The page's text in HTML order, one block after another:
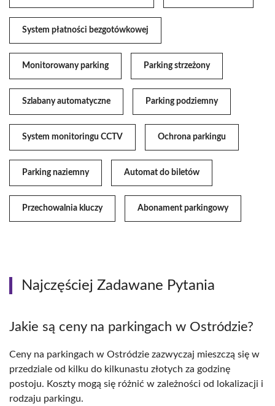
System płatności bezgotówkowej
Monitorowany parking Parking strzeżony
Szlabany automatyczne Parking podziemny
System monitoringu CCTV Ochrona parkingu
Parking naziemny Automat do biletów
Przechowalnia kluczy Abonament parkingowy
Najczęściej Zadawane Pytania
Jakie są ceny na parkingach w Ostródzie?
Ceny na parkingach w Ostródzie zazwyczaj mieszczą się w
przedziale od kilku do kilkunastu złotych za godzinę
postoju. Koszty mogą się różnić w zależności od lokalizacji i
rodzaju parkingu.